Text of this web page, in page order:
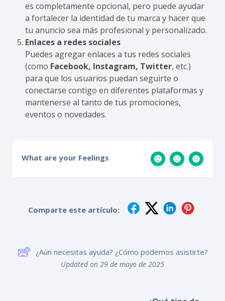
es completamente opcional, pero puede ayudar
a fortalecer la identidad de tu marca y hacer que
tu anuncio sea más profesional y personalizado.
Enlaces a redes sociales
Puedes agregar enlaces a tus redes sociales
(como Facebook, Instagram, Twitter, etc.)
para que los usuarios puedan seguirte o
conectarse contigo en diferentes plataformas y
mantenerse al tanto de tus promociones,
eventos o novedades.
What are your Feelings
Comparte este artículo:
¿Aún necesitas ayuda? ¿Cómo podemos asistirte?
Updated on 29 de mayo de 2025